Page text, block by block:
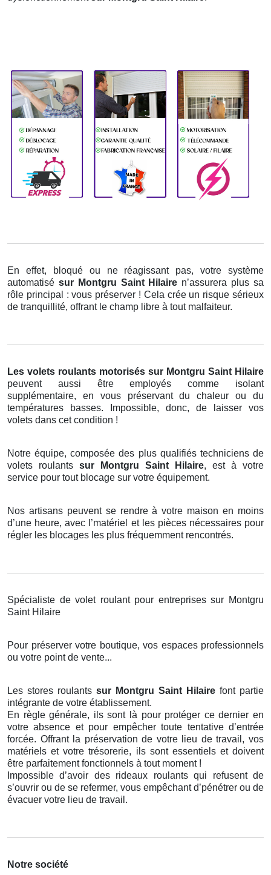
En effet, bloqué ou ne réagissant pas, votre système
automatisé sur Montgru Saint Hilaire n’assurera plus sa
rôle principal : vous préserver ! Cela crée un risque sérieux
de tranquillité, offrant le champ libre à tout malfaiteur.
Les volets roulants motorisés sur Montgru Saint Hilaire
peuvent aussi être employés comme isolant
supplémentaire, en vous préservant du chaleur ou du
températures basses. Impossible, donc, de laisser vos
volets dans cet condition !
Notre équipe, composée des plus qualifiés techniciens de
volets roulants sur Montgru Saint Hilaire, est à votre
service pour tout blocage sur votre équipement.
Nos artisans peuvent se rendre à votre maison en moins
d’une heure, avec l’matériel et les pièces nécessaires pour
régler les blocages les plus fréquemment rencontrés.
Spécialiste de volet roulant pour entreprises sur Montgru
Saint Hilaire
Pour préserver votre boutique, vos espaces professionnels
ou votre point de vente...
Les stores roulants sur Montgru Saint Hilaire font partie
intégrante de votre établissement.
En règle générale, ils sont là pour protéger ce dernier en
votre absence et pour empêcher toute tentative d’entrée
forcée. Offrant la préservation de votre lieu de travail, vos
matériels et votre trésorerie, ils sont essentiels et doivent
être parfaitement fonctionnels à tout moment !
Impossible d’avoir des rideaux roulants qui refusent de
s’ouvrir ou de se refermer, vous empêchant d’pénétrer ou de
évacuer votre lieu de travail.
Notre société